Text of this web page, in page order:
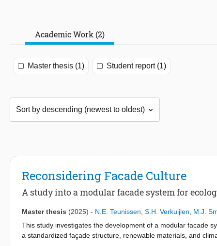
Academic Work (2)
Master thesis (1) Student report (1)
Reconsidering Facade Culture
A study into a modular facade system for
Master thesis (2025) - N.E. Teunissen S.H. Verkuijlen
M.J.
This study investigates the development of a modular facade
a standardized façade structure, renewable materials, and